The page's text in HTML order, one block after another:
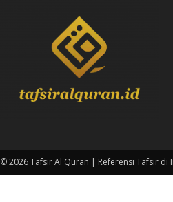
© 2026 Tafsir Al Quran | Referensi Tafsir di